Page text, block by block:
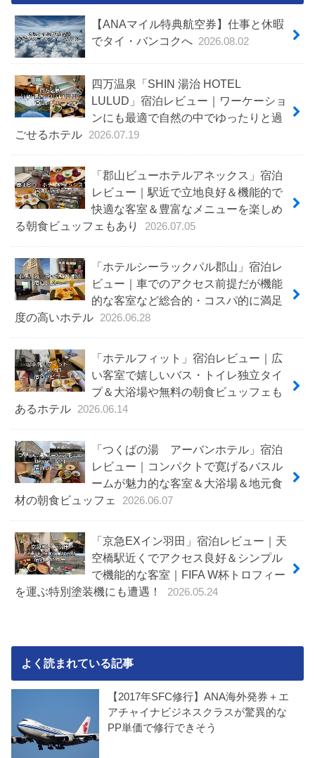
【ANAマイル特典航空券】仕事と休暇
でタイ・バンコクへ 2026.08.02
四万温泉「SHIN 湯治 HOTEL
LULUD」宿泊レビュー｜ワーケーショ
ンにも最適で自然の中でゆったりと過
ごせるホテル
2026.07.19
「郡山ビューホテルアネックス」宿泊
レビュー｜駅近で立地良好＆機能的で
快適な客室＆豊富なメニューを楽しめ
る朝食ビュッフェもあり
2026.07.05
「ホテルシーラックパル郡山」宿泊レ
ビュー｜車でのアクセス前提だが機能
的な客室など総合的・コスパ的に満足
度の高いホテル
2026.06.28
「ホテルフィット」宿泊レビュー｜広
い客室で嬉しいバス・トイレ独立タイ
プ＆大浴場や無料の朝食ビュッフェも
あるホテル
2026.06.14
「つくばの湯 アーバンホテル」宿泊
レビュー｜コンパクトで寛げるバスル
ームが魅力的な客室＆大浴場＆地元食
材の朝食ビュッフェ
2026.06.07
「京急EXイン羽田」宿泊レビュー｜天
空橋駅近くでアクセス良好＆シンプル
で機能的な客室｜FIFA W杯トロフィー
を運ぶ特別塗装機にも遭遇！
2026.05.24
よく読まれている記事
【2017年SFC修行】ANA海外発券＋エ
アチャイナビジネスクラスが驚異的な
PP単価で修行できそう